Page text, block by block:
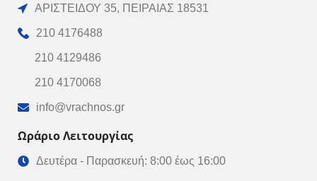
ΑΡΙΣΤΕΙΔΟΥ 35, ΠΕΙΡΑΙΑΣ 18531
210 4176488
210 4129486
210 4170068
info@vrachnos.gr
Ωράριο Λειτουργίας
Δευτέρα - Παρασκευή: 8:00 έως 16:00